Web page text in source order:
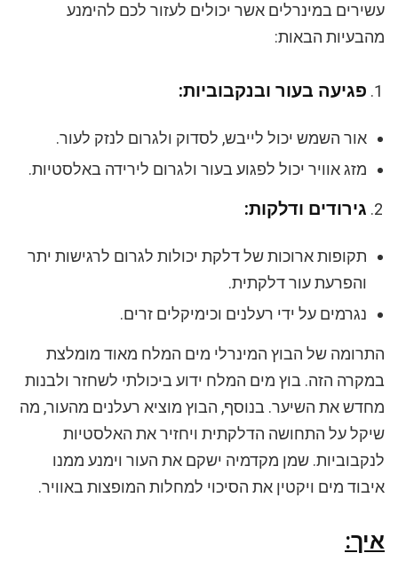
עשירים במינרלים אשר יכולים לעזור לכם להימנע
מהבעיות הבאות:
פגיעה בעור ובנקבוביות:
אור השמש יכול לייבש, לסדוק ולגרום לנזק לעור.
מזג אוויר יכול לפגוע בעור ולגרום לירידה באלסטיות.
גירודים ודלקות:
תקופות ארוכות של דלקת יכולות לגרום לרגישות יתר
והפרעת עור דלקתית.
נגרמים על ידי רעלנים וכימיקלים זרים.
התרומה של הבוץ המינרלי מים המלח מאוד מומלצת
במקרה הזה. בוץ מים המלח ידוע ביכולתי לשחזר ולבנות
מחדש את השיער. בנוסף, הבוץ מוציא רעלנים מהעור, מה
שיקל על התחושה הדלקתית ויחזיר את האלסטיות
לנקבוביות. שמן מקדמיה ישקם את העור וימנע ממנו
איבוד מים ויקטין את הסיכוי למחלות המופצות באוויר.
איך: